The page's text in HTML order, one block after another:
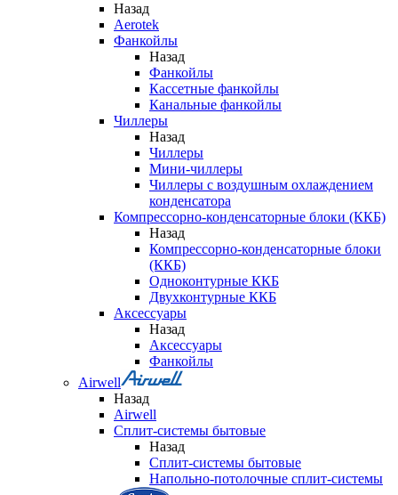
Назад
Aerotek
Фанкойлы
Назад
Фанкойлы
Кассетные фанкойлы
Канальные фанкойлы
Чиллеры
Назад
Чиллеры
Мини-чиллеры
Чиллеры с воздушным охлаждением
конденсатора
Компрессорно-конденсаторные блоки (ККБ)
Назад
Компрессорно-конденсаторные блоки
(ККБ)
Одноконтурные ККБ
Двухконтурные ККБ
Аксессуары
Назад
Аксессуары
Фанкойлы
Airwell
Назад
Airwell
Сплит-системы бытовые
Назад
Сплит-системы бытовые
Напольно-потолочные сплит-системы